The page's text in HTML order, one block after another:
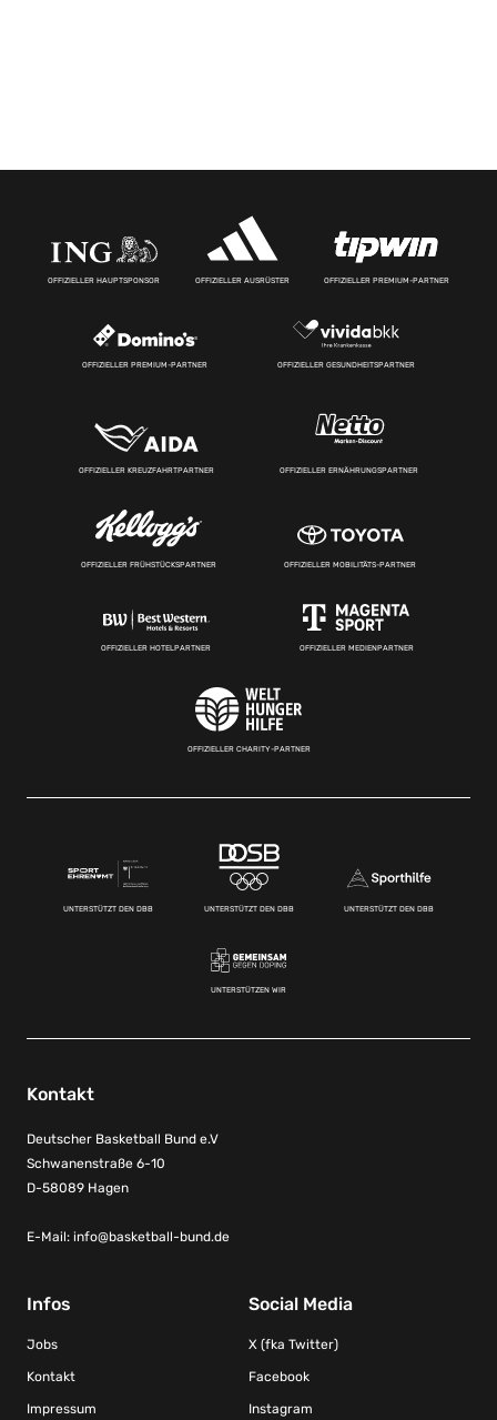
OFFIZIELLER HAUPTSPONSOR OFFIZIELLER AUSRÜSTER OFFIZIELLER PREMIUM-PARTNER
OFFIZIELLER PREMIUM-PARTNER OFFIZIELLER GESUNDHEITSPARTNER
OFFIZIELLER KREUZFAHRTPARTNER OFFIZIELLER ERNÄHRUNGSPARTNER
OFFIZIELLER FRÜHSTÜCKSPARTNER OFFIZIELLER MOBILITÄTS-PARTNER
OFFIZIELLER HOTELPARTNER OFFIZIELLER MEDIENPARTNER
OFFIZIELLER CHARITY-PARTNER
UNTERSTÜTZT DEN DBB UNTERSTÜTZT DEN DBB UNTERSTÜTZT DEN DBB
UNTERSTÜTZEN WIR
Kontakt
Deutscher Basketball Bund e.V
Schwanenstraße 6-10
D-58089 Hagen
E-Mail: info@basketball-bund.de
Infos
Jobs
Kontakt
Impressum
Social Media
X (fka Twitter)
Facebook
Instagram